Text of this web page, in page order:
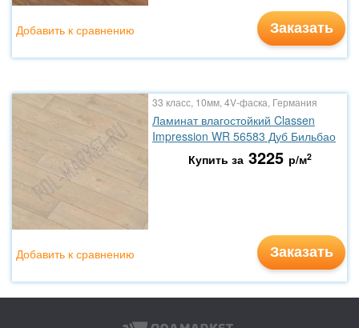
Заказать
Добавить к сравнению
33 класс, 10мм, 4V-фаска, Германия
Ламинат влагостойкий Classen
Impression WR 56583 Дуб Бильбао
Купить за 3225 р/м2
Заказать
Добавить к сравнению